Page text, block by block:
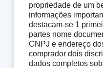
propriedade de um
informações
destacam-se 1
partes nome
CNPJ e endereço
comprador dois
dados completos